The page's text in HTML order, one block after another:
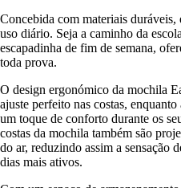
Concebida com materiais
uso diário. Seja a caminho da
escapadinha de fim de semana,
toda prova.
O design ergonómico da mochila
ajuste perfeito nas costas,
um toque de conforto durante os
costas da mochila também são
do ar, reduzindo assim a sensação
dias mais ativos.